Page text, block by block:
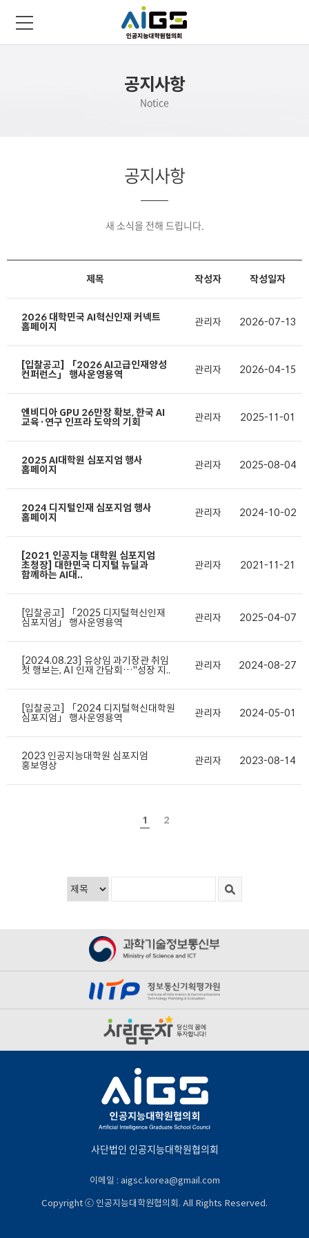
공지사항
Notice
공지사항
새 소식을 전해 드립니다.
제목 작성자 작성일자
2026 대학민국 AI혁신인재 커넥트
홈페이지
관리자 2026-07-13
[입찰공고] 「2026 AI고급인재양성
컨퍼런스」 행사운영용역
관리자 2026-04-15
엔비디아 GPU 26만장 확보, 한국 AI
교육·연구 인프라 도약의 기회
관리자 2025-11-01
2025 AI대학원 심포지엄 행사
홈페이지
관리자 2025-08-04
2024 디지털인재 심포지엄 행사
홈페이지
관리자 2024-10-02
[2021 인공지능 대학원 심포지엄
초청장] 대한민국 디지털 뉴딜과
함께하는 AI대..
관리자 2021-11-21
[입찰공고] 「2025 디지털혁신인재
심포지엄」 행사운영용역
관리자 2025-04-07
[2024.08.23] 유상임 과기장관 취임
첫 행보는, AI 인재 간담회…"성장 지..
관리자 2024-08-27
[입찰공고] 「2024 디지털혁신대학원
심포지엄」 행사운영용역
관리자 2024-05-01
2023 인공지능대학원 심포지엄
홍보영상
관리자 2023-08-14
1 2
사단법인 인공지능대학원협의회
이메일 : aigsc.korea@gmail.com
Copyright ⓒ 인공지능대학원협의회. All Rights Reserved.